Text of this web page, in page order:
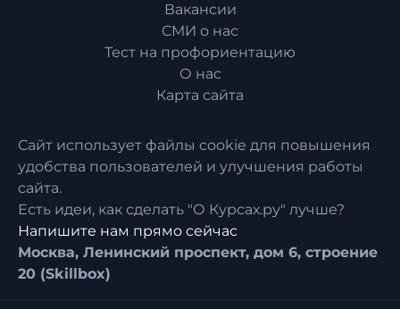
Вакансии
СМИ о нас
Тест на профориентацию
О нас
Карта сайта
Сайт использует файлы cookie для повышения
удобства пользователей и улучшения работы
сайта.
Есть идеи, как сделать "О Курсах.ру" лучше?
Напишите нам прямо сейчас
Москва, Ленинский проспект, дом 6, строение
20 (Skillbox)